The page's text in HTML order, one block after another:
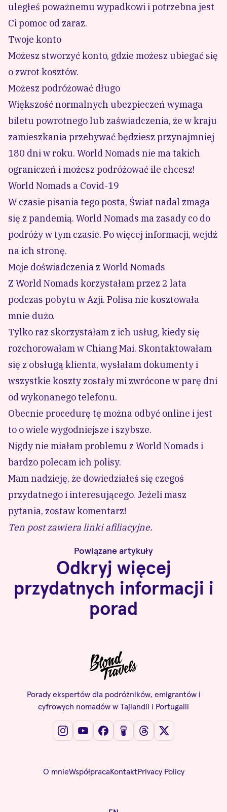
uległeś poważnemu wypadkowi i potrzebna jest
Ci pomoc od zaraz.
Twoje konto
Możesz stworzyć konto, gdzie możesz ubiegać się
o zwrot kosztów.
Możesz podróżować długo
Większość normalnych ubezpieczeń wymaga
biletu powrotnego lub zaświadczenia, że w kraju
zamieszkania przebywać będziesz przynajmniej
180 dni w roku. World Nomads nie ma takich
ograniczeń i możesz podróżować ile chcesz!
World Nomads a Covid-19
W czasie pisania tego posta, Świat nadal zmaga
się z pandemią. World Nomads ma zasady co do
podróży w tym czasie. Po więcej informacji, wejdź
na ich stronę.
Moje doświadczenia z World Nomads
Z World Nomads korzystałam przez 2 lata
podczas pobytu w Azji. Polisa nie kosztowała
mnie dużo.
Tylko raz skorzystałam z ich usług, kiedy się
rozchorowałam w Chiang Mai. Skontaktowałam
się z obsługą klienta, wysłałam dokumenty i
wszystkie koszty zostały mi zwrócone w parę dni
od wykonanego telefonu.
Obecnie procedurę tę można odbyć online i jest
to o wiele wygodniejsze i szybsze.
Nigdy nie miałam problemu z World Nomads i
bardzo polecam ich polisy.
Mam nadzieję, że dowiedziałeś się czegoś
przydatnego i interesującego. Jeżeli masz
pytania, zostaw komentarz!
Ten post zawiera linki afiliacyjne.
Powiązane artykuły
Odkryj więcej
przydatnych informacji i
porad
Porady ekspertów dla podróżników, emigrantów i
cyfrowych nomadów w Tajlandii i Portugalii
O mnieWspółpracaKontaktPrivacy Policy